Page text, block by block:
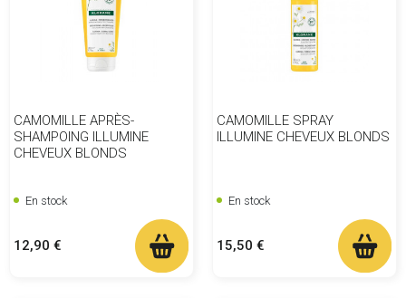
CAMOMILLE APRÈS-
SHAMPOING ILLUMINE
CHEVEUX BLONDS
En stock
Prix
12,90 €
CAMOMILLE SPRAY
ILLUMINE CHEVEUX BLONDS
En stock
Prix
15,50 €